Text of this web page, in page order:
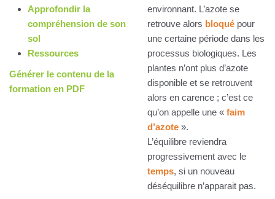
Approfondir la
compréhension de son
sol
Ressources
Générer le contenu de la
formation en PDF
environnant. L’azote se
retrouve alors bloqué pour
une certaine période dans les
processus biologiques. Les
plantes n’ont plus d’azote
disponible et se retrouvent
alors en carence ; c’est ce
qu’on appelle une « faim
d’azote ».
L’équilibre reviendra
progressivement avec le
temps, si un nouveau
déséquilibre n’apparait pas.